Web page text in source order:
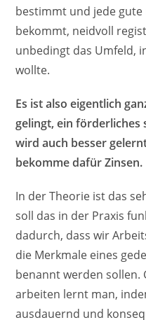
bestimmt und jede
bekommt, neidvoll
unbedingt das Umfeld,
wollte.
Es ist also eigentlich
gelingt, ein förderliches
wird auch besser
bekomme dafür Zinsen.
In der Theorie ist das
soll das in der Praxis
dadurch, dass wir
die Merkmale eines
benannt werden sollen.
arbeiten lernt man,
ausdauernd und